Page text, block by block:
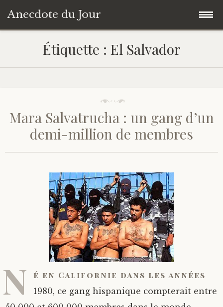
Anecdote du Jour
contenu
Livres de Culture Générale
À propos
Étiquette : El Salvador
Mara Salvatrucha : un gang d’un
demi-million de membres
N é en Californie dans les années
1980, ce gang hispanique compterait entre